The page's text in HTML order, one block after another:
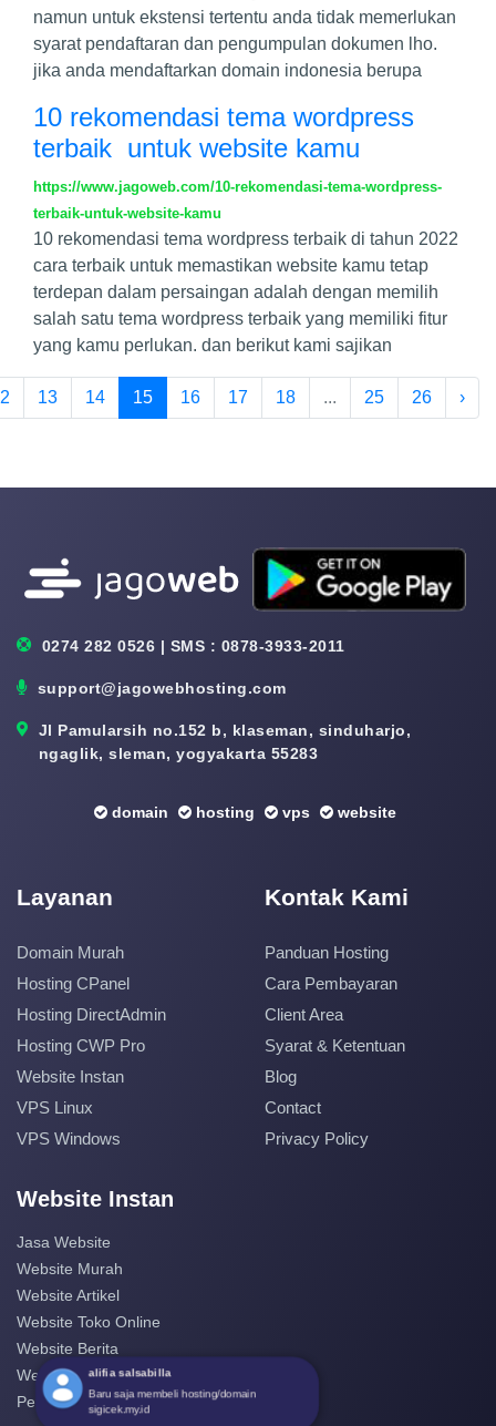
namun untuk ekstensi tertentu anda tidak memerlukan
syarat pendaftaran dan pengumpulan dokumen lho.
jika anda mendaftarkan domain indonesia berupa
10 rekomendasi tema wordpress
terbaik untuk website kamu
https://www.jagoweb.com/10-rekomendasi-tema-wordpress-
terbaik-untuk-website-kamu
10 rekomendasi tema wordpress terbaik di tahun 2022
cara terbaik untuk memastikan website kamu tetap
terdepan dalam persaingan adalah dengan memilih
salah satu tema wordpress terbaik yang memiliki fitur
yang kamu perlukan. dan berikut kami sajikan
13 14 15 16 17 18 ... 25 26 ›
0274 282 0526 | SMS : 0878-3933-2011
support@jagowebhosting.com
Jl Pamularsih no.152 b, klaseman, sinduharjo,
ngaglik, sleman, yogyakarta 55283
domain hosting vps website
Layanan
Domain Murah
Hosting CPanel
Hosting DirectAdmin
Hosting CWP Pro
Website Instan
VPS Linux
VPS Windows
Kontak Kami
Panduan Hosting
Cara Pembayaran
Client Area
Syarat & Ketentuan
Blog
Contact
Privacy Policy
Website Instan
Jasa Website
Website Murah
Website Artikel
Website Toko Online
Website Berita
Website Perusahaan
Pembuatan Website
alifia salsabilla
Baru saja membeli hosting/domain
sigicek.my.id